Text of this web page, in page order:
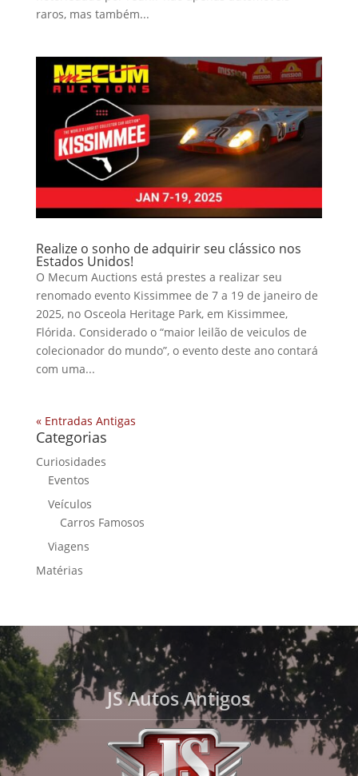
raros, mas também...
Realize o sonho de adquirir seu clássico nos
Estados Unidos!
O Mecum Auctions está prestes a realizar seu
renomado evento Kissimmee de 7 a 19 de janeiro de
2025, no Osceola Heritage Park, em Kissimmee,
Flórida. Considerado o “maior leilão de veiculos de
colecionador do mundo”, o evento deste ano contará
com uma...
« Entradas Antigas
Categorias
Curiosidades
Eventos
Veículos
Carros Famosos
Viagens
Matérias
JS Autos Antigos